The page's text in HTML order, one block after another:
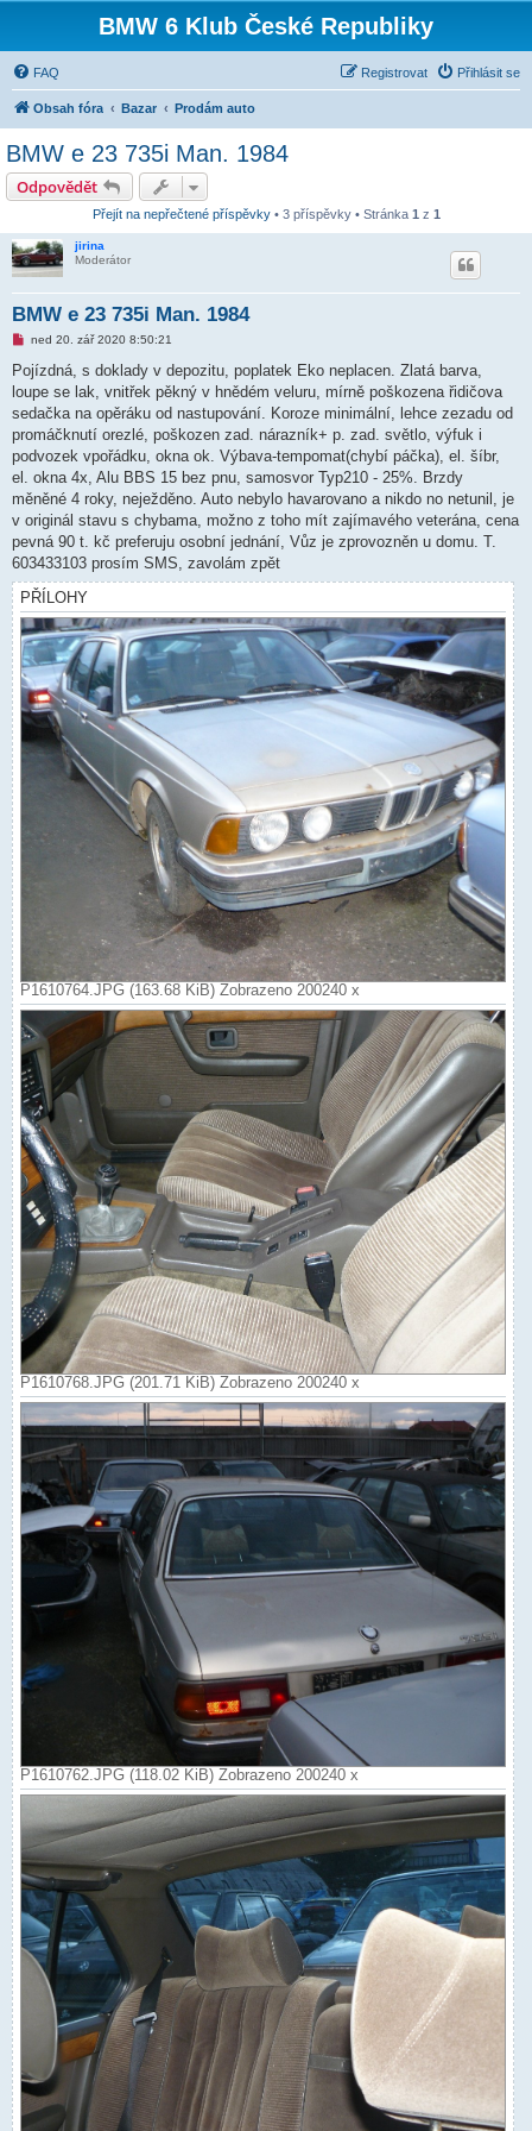
BMW 6 Klub České Republiky
FAQ Přihlásit se
Registrovat
Obsah fóra Bazar Prodám auto
BMW e 23 735i Man. 1984
Odpovědět
Přejít na nepřečtené příspěvky• 3 příspěvky • Stránka 1 z 1
jirina
Moderátor
BMW e 23 735i Man. 1984
N
v
ý
p
ř
s
p
v
e
ned 20. zář 2020 8:50:21
Pojízdná, s doklady v depozitu, poplatek Eko neplacen. Zlatá barva,
loupe se lak, vnitřek pěkný v hnědém veluru, mírně poškozena řidičova
sedačka na opěráku od nastupování. Koroze minimální, lehce zezadu od
promáčknutí orezlé, poškozen zad. nárazník+ p. zad. světlo, výfuk i
podvozek vpořádku, okna ok. Výbava-tempomat(chybí páčka), el. šíbr,
el. okna 4x, Alu BBS 15 bez pnu, samosvor Typ210 - 25%. Brzdy
měněné 4 roky, neježděno. Auto nebylo havarovano a nikdo no netunil, je
v originál stavu s chybama, možno z toho mít zajímavého veterána, cena
pevná 90 t. kč preferuju osobní jednání, Vůz je zprovozněn u domu. T.
603433103 prosím SMS, zavolám zpět
PŘÍLOHY
P1610764.JPG (163.68 KiB) Zobrazeno 200240 x
P1610768.JPG (201.71 KiB) Zobrazeno 200240 x
P1610762.JPG (118.02 KiB) Zobrazeno 200240 x